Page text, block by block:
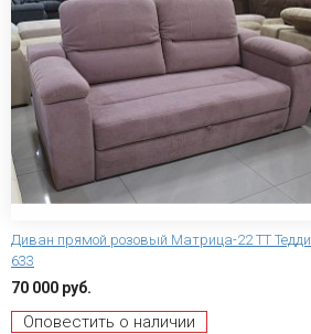
Диван прямой розовый Матрица-22 ТТ Тедди
633
70 000 руб.
Оповестить о наличии